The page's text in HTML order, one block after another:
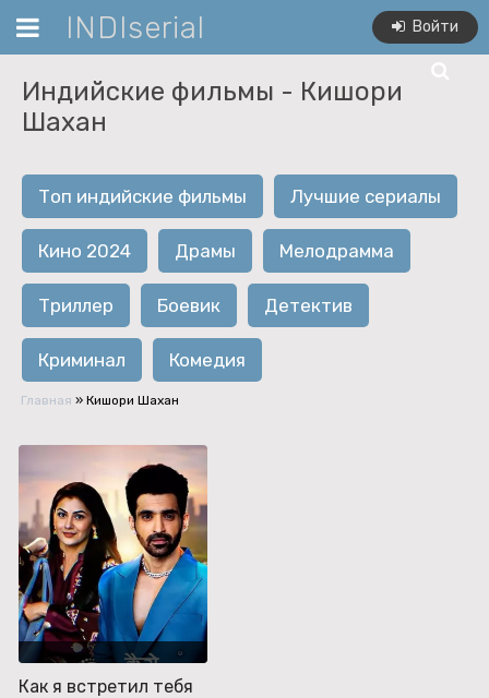
INDIserial Войти
Индийские фильмы - Кишори
Шахан
Топ индийские фильмы Лучшие сериалы
Кино 2024 Драмы Мелодрамма
Триллер Боевик Детектив
Криминал Комедия
Главная » Кишори Шахан
Как я встретил тебя